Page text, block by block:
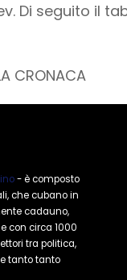
Di seguito il
CRONACA
- è composto
che cubano in
cadauno,
con circa 1000
tra politica,
tanto tanto